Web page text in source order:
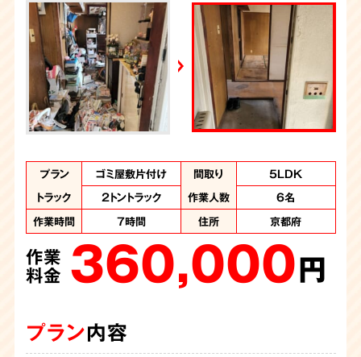
2026年7月6日放送
週刊循環経済新聞（7月6日号）
2026年7月4日放送
YouTube｜好井まさおの怪談を浴びる会
2026年6月28日放送
Yahoo!ニュース
プラン ゴミ屋敷片付け 間取り
5LDK
トラック
2トントラック 作業人数
6名
作業時間
7時間 住所 京都府
作業
料金 360,000円
プラン内容
作業内容 ゴミ屋敷片付け 間取り
4LDK
作業人数
7名 作業時間
8時間
住所
京都府 作業項目
大量の不用品回収、
2トントラック1台、
パッカー車2台
作業 350,000
作業内容 汚部屋片付け 間取り
1K
作業人数
5名 作業日数
１日
住所
京都 作業項目 大量の不用品回収
作業
料金 270,000円
プラン内容
プラン ゴミ屋敷片付け 間取り
4DK
トラック
2トントラック 作業人数
3名
作業時間
4時間 住所 京都府
作業
料金 150,000円
プラン内容
作業内容
特殊清掃、ゴミ屋敷
片付け
間取り 4LDK
作業人数 8名 作業時間
10時間
住所
京都府 作業項目
汚染か所清掃、汚染
か所撤去、大量の不
用品処分、遺品整理
料金 480,000
作業内容 ゴミ屋敷片付け 間取り
3LDK
作業人数
7名 作業日数
1日
住所
京都府 作業項目
大量の不用品処
分 2トントラック1
台、パッカー車2台
分の処分
料金 350,000
作業内容 ゴミ屋敷片付け 間取り
3LDK
作業人数
6名 作業日数
2日
住所
京都 住所 大量の不用品回収
作業
料金 400,000円
プラン内容
作業内容 ゴミ屋敷片付け 間取り
1K
作業人数
4名 作業時間
6時間
住所
京都府 作業項目 大量の不用品回収
作業
料金 187,000円
プラン内容
作業内容 ゴミ屋敷片付け 間取り
2DK
作業人数
4名 作業日数
6時間
住所
京都 作業項目 大量の不用品回収
作業
料金 120,000円
プラン内容
作業内容 ゴミ屋敷片付け 間取り
1LDK
作業人数
4名 作業時間
5時間
住所
京都府 作業項目
大量の不用品回収
（2トントラック1台、
パッカー車１台）、ハ
ウスクリーニング
料金 225,000